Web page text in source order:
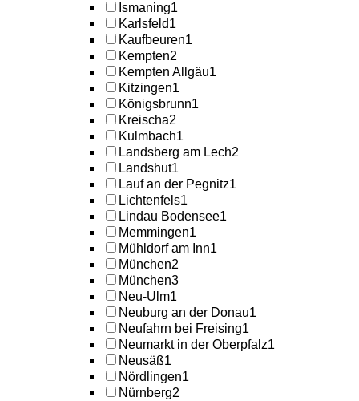
Ismaning1
Karlsfeld1
Kaufbeuren1
Kempten2
Kempten Allgäu1
Kitzingen1
Königsbrunn1
Kreischa2
Kulmbach1
Landsberg am Lech2
Landshut1
Lauf an der Pegnitz1
Lichtenfels1
Lindau Bodensee1
Memmingen1
Mühldorf am Inn1
München2
München3
Neu-Ulm1
Neuburg an der Donau1
Neufahrn bei Freising1
Neumarkt in der Oberpfalz1
Neusäß1
Nördlingen1
Nürnberg2